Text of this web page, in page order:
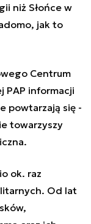
niż Słońce w
jak to
Centrum
PAP informacji
powtarzają się -
towarzyszy
ok. raz
Od lat